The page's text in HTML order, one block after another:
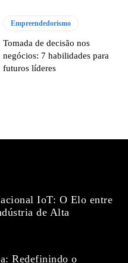
Empreendedorismo
Tomada de decisão nos
negócios: 7 habilidades para
futuros líderes
IoT: O Elo entre
de Alta
Redefinindo o